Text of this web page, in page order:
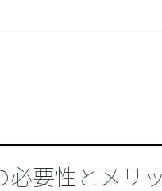
要性とメリ